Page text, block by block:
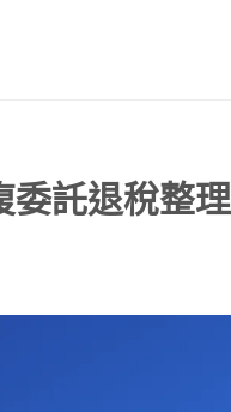
委託退稅整理